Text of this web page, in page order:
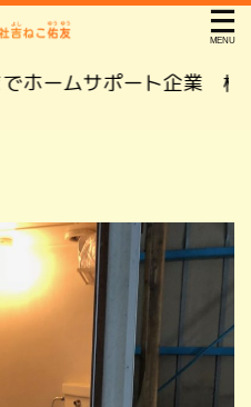
ムサポート企業 株式会